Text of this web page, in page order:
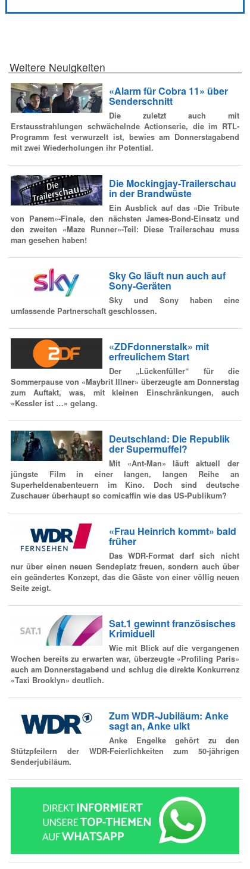
Weitere Neuigkeiten
«Alarm für Cobra 11» über
Senderschnitt
Die zuletzt auch mit
Erstausstrahlungen schwächelnde Actionserie, die im RTL-
Programm fest verwurzelt ist, bewies am Donnerstagabend
mit zwei Wiederholungen ihr Potential.
Die Mockingjay-Trailerschau
in der Brandwüste
Ein Ausblick auf das «Die Tribute
von Panem»-Finale, den nächsten James-Bond-Einsatz und
den zweiten «Maze Runner»-Teil: Diese Trailerschau muss
man gesehen haben!
Sky Go läuft nun auch auf
Sony-Geräten
Sky und Sony haben eine
umfassende Partnerschaft geschlossen.
«ZDFdonnerstalk» mit
erfreulichem Start
Der „Lückenfüller“ für die
Sommerpause von «Maybrit Illner» überzeugte am Donnerstag
zum Auftakt, was, mit kleinen Einschränkungen, auch
«Kessler ist …» gelang.
Deutschland: Die Republik
der Supermuffel?
Mit «Ant-Man» läuft aktuell der
jüngste Film in einer langen, langen Reihe an
Superheldenabenteuern im Kino. Doch sind deutsche
Zuschauer überhaupt so comicaffin wie das US-Publikum?
«Frau Heinrich kommt» bald
früher
Das WDR-Format darf sich nicht
nur über einen neuen Sendeplatz freuen, sondern auch über
ein geändertes Konzept, das die Gäste von einer völlig neuen
Seite zeigt.
Sat.1 gewinnt französisches
Krimiduell
Wie mit Blick auf die vergangenen
Wochen bereits zu erwarten war, überzeugte «Profiling Paris»
auch am Donnerstagabend und schlug die direkte Konkurrenz
«Taxi Brooklyn» deutlich.
Zum WDR-Jubiläum: Anke
sagt an, Anke ulkt
Anke Engelke gehört zu den
Stützpfeilern der WDR-Feierlichkeiten zum 50-jährigen
Senderjubiläum.